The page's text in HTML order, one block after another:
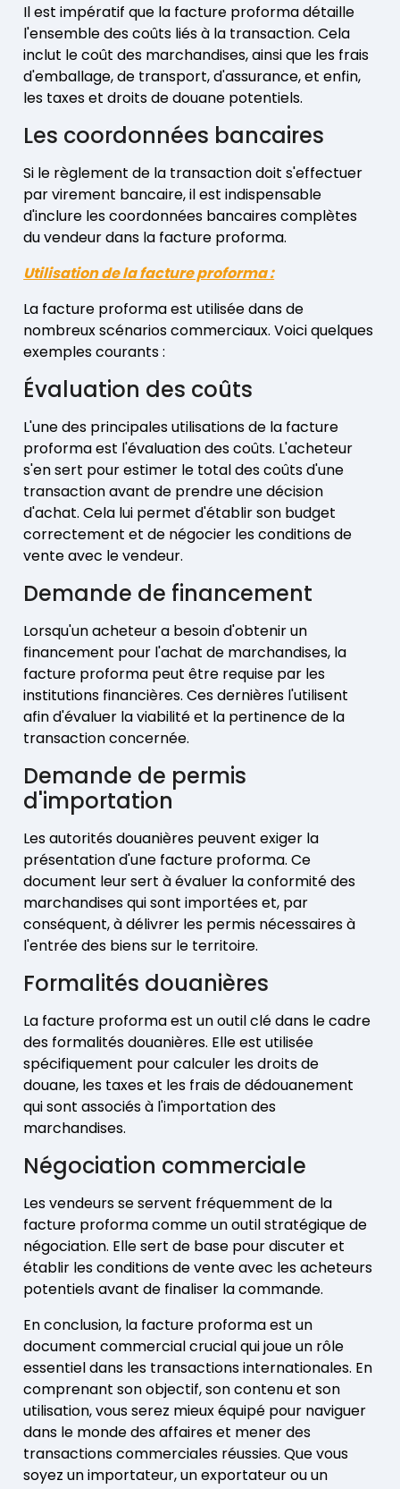
Il est impératif que la facture proforma détaille
l'ensemble des coûts liés à la transaction. Cela
inclut le coût des marchandises, ainsi que les frais
d'emballage, de transport, d'assurance, et enfin,
les taxes et droits de douane potentiels.
Les coordonnées bancaires
Si le règlement de la transaction doit s'effectuer
par virement bancaire, il est indispensable
d'inclure les coordonnées bancaires complètes
du vendeur dans la facture proforma.
Utilisation de la facture proforma :
La facture proforma est utilisée dans de
nombreux scénarios commerciaux. Voici quelques
exemples courants :
Évaluation des coûts
L'une des principales utilisations de la facture
proforma est l'évaluation des coûts. L'acheteur
s'en sert pour estimer le total des coûts d'une
transaction avant de prendre une décision
d'achat. Cela lui permet d'établir son budget
correctement et de négocier les conditions de
vente avec le vendeur.
Demande de financement
Lorsqu'un acheteur a besoin d'obtenir un
financement pour l'achat de marchandises, la
facture proforma peut être requise par les
institutions financières. Ces dernières l'utilisent
afin d'évaluer la viabilité et la pertinence de la
transaction concernée.
Demande de permis
d'importation
Les autorités douanières peuvent exiger la
présentation d'une facture proforma. Ce
document leur sert à évaluer la conformité des
marchandises qui sont importées et, par
conséquent, à délivrer les permis nécessaires à
l'entrée des biens sur le territoire.
Formalités douanières
La facture proforma est un outil clé dans le cadre
des formalités douanières. Elle est utilisée
spécifiquement pour calculer les droits de
douane, les taxes et les frais de dédouanement
qui sont associés à l'importation des
marchandises.
Négociation commerciale
Les vendeurs se servent fréquemment de la
facture proforma comme un outil stratégique de
négociation. Elle sert de base pour discuter et
établir les conditions de vente avec les acheteurs
potentiels avant de finaliser la commande.
En conclusion, la facture proforma est un
document commercial crucial qui joue un rôle
essentiel dans les transactions internationales. En
comprenant son objectif, son contenu et son
utilisation, vous serez mieux équipé pour naviguer
dans le monde des affaires et mener des
transactions commerciales réussies. Que vous
soyez un importateur, un exportateur ou un